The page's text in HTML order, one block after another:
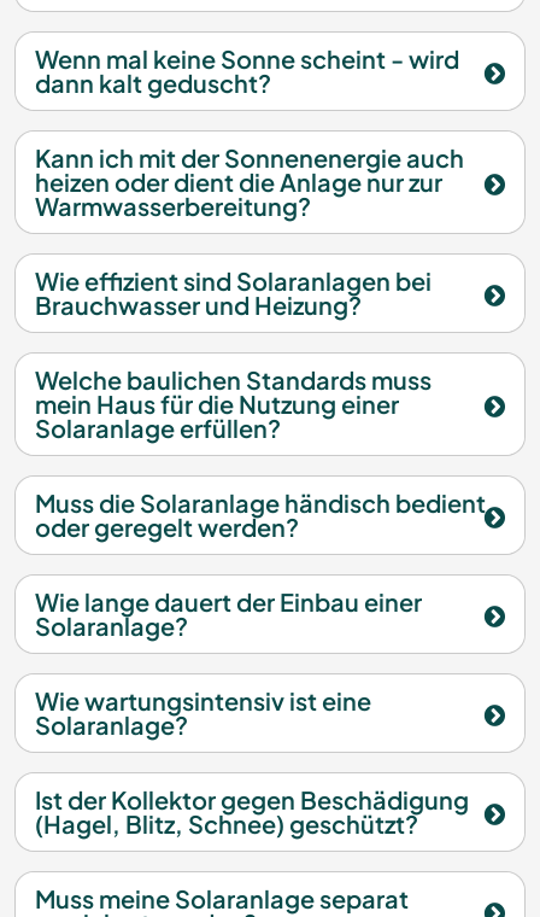
Wenn mal keine Sonne scheint - wird
dann kalt geduscht?
Kann ich mit der Sonnenenergie auch
heizen oder dient die Anlage nur zur
Warmwasserbereitung?
Wie effizient sind Solaranlagen bei
Brauchwasser und Heizung?
Welche baulichen Standards muss
mein Haus für die Nutzung einer
Solaranlage erfüllen?
Muss die Solaranlage händisch bedient
oder geregelt werden?
Wie lange dauert der Einbau einer
Solaranlage?
Wie wartungsintensiv ist eine
Solaranlage?
Ist der Kollektor gegen Beschädigung
(Hagel, Blitz, Schnee) geschützt?
Muss meine Solaranlage separat